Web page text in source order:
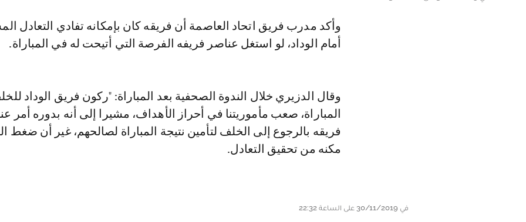
وأكد مدرب فريق اتحاد العاصمة أن فريقه كان بإمكانه تفادي التعادل المسجل
أمام الوداد، لو استغل عناصر فريفه الفرصة التي أتيحت له في المباراة.
وقال الدزيري خلال الندوة الصحفية بعد المباراة: "ركون فريق الوداد
المباراة، صعب مأموريتنا في أحراز الأهداف، مشيرا إلى أنه بدوره أمر
فريقه بالرجوع إلى الخلف لتأمين نتيجة المباراة لصالحهم، غير أن ضغط
مكنه من تحقيق التعادل.
في 30/11/2019 على الساعة 22:32